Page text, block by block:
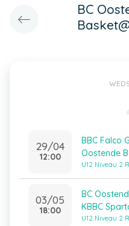
BC
29/04
12:00
BBC Falco
Oostende
U12 Niveau 2
03/05
18:00
BC
KBBC
U12 Niveau 2